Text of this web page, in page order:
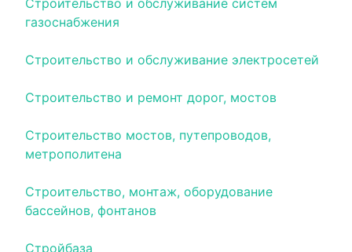
Строительство и обслуживание систем
газоснабжения
Строительство и обслуживание электросетей
Строительство и ремонт дорог, мостов
Строительство мостов, путепроводов,
метрополитена
Строительство, монтаж, оборудование
бассейнов, фонтанов
Стройбаза